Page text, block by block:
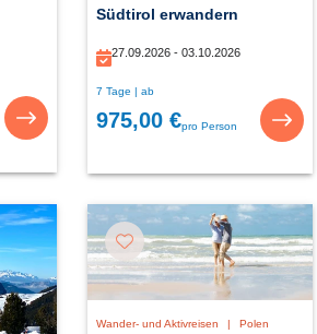
Südtirol erwandern
27.09.2026 - 03.10.2026
7 Tage | ab
975,00 €pro Person
Wander- und Aktivreisen | Polen